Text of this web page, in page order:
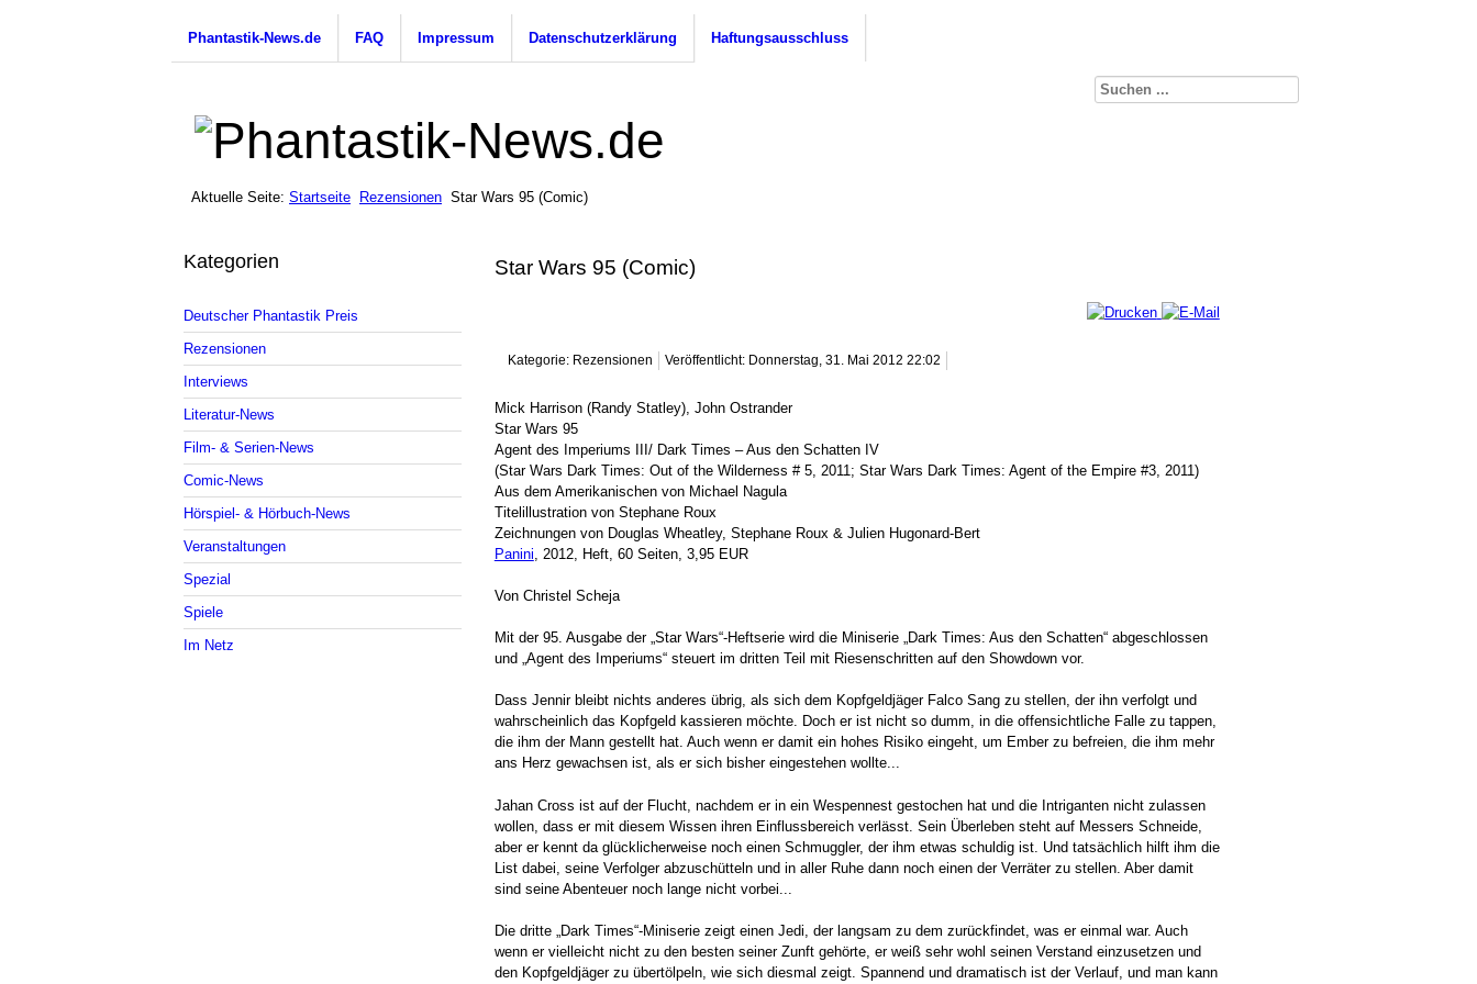
Phantastik-News.de FAQ Impressum Datenschutzerklärung Haftungsausschluss
Aktuelle Seite: Startseite Rezensionen Star Wars 95 (Comic)
Kategorien
Deutscher Phantastik Preis
Rezensionen
Interviews
Literatur-News
Film- & Serien-News
Comic-News
Hörspiel- & Hörbuch-News
Veranstaltungen
Spezial
Spiele
Im Netz
Star Wars 95 (Comic)
Kategorie: Rezensionen Veröffentlicht: Donnerstag, 31. Mai 2012 22:02
Mick Harrison (Randy Statley), John Ostrander
Star Wars 95
Agent des Imperiums III/ Dark Times – Aus den Schatten IV
(Star Wars Dark Times: Out of the Wilderness # 5, 2011; Star Wars Dark Times: Agent of the Empire #3, 2011)
Aus dem Amerikanischen von Michael Nagula
Titelillustration von Stephane Roux
Zeichnungen von Douglas Wheatley, Stephane Roux & Julien Hugonard-Bert
Panini , 2012, Heft, 60 Seiten, 3,95 EUR
Von Christel Scheja
Mit der 95. Ausgabe der „Star Wars“-Heftserie wird die Miniserie „Dark Times: Aus den Schatten“ abgeschlossen
und „Agent des Imperiums“ steuert im dritten Teil mit Riesenschritten auf den Showdown vor.
Dass Jennir bleibt nichts anderes übrig, als sich dem Kopfgeldjäger Falco Sang zu stellen, der ihn verfolgt und
wahrscheinlich das Kopfgeld kassieren möchte. Doch er ist nicht so dumm, in die offensichtliche Falle zu tappen,
die ihm der Mann gestellt hat. Auch wenn er damit ein hohes Risiko eingeht, um Ember zu befreien, die ihm mehr
ans Herz gewachsen ist, als er sich bisher eingestehen wollte...
Jahan Cross ist auf der Flucht, nachdem er in ein Wespennest gestochen hat und die Intriganten nicht zulassen
wollen, dass er mit diesem Wissen ihren Einflussbereich verlässt. Sein Überleben steht auf Messers Schneide,
aber er kennt da glücklicherweise noch einen Schmuggler, der ihm etwas schuldig ist. Und tatsächlich hilft ihm die
List dabei, seine Verfolger abzuschütteln und in aller Ruhe dann noch einen der Verräter zu stellen. Aber damit
sind seine Abenteuer noch lange nicht vorbei...
Die dritte „Dark Times“-Miniserie zeigt einen Jedi, der langsam zu dem zurückfindet, was er einmal war. Auch
wenn er vielleicht nicht zu den besten seiner Zunft gehörte, er weiß sehr wohl seinen Verstand einzusetzen und
den Kopfgeldjäger zu übertölpeln, wie sich diesmal zeigt. Spannend und dramatisch ist der Verlauf, und man kann